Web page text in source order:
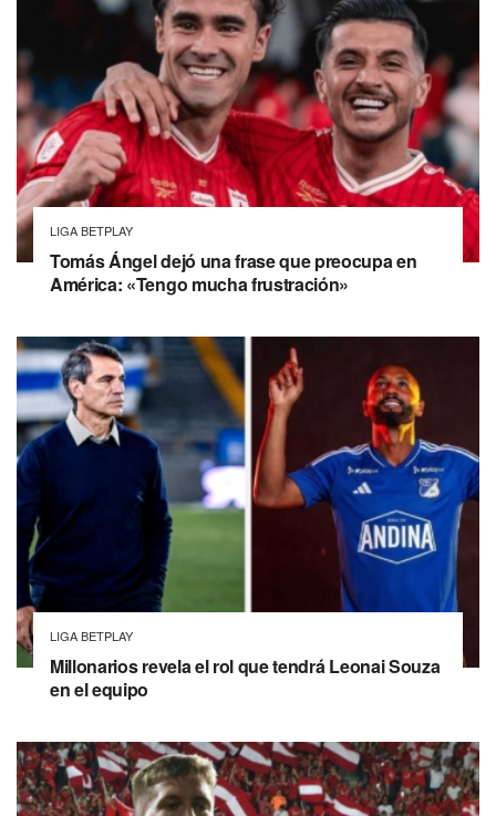
LIGA BETPLAY
Tomás Ángel dejó una frase que preocupa en
América: «Tengo mucha frustración»
LIGA BETPLAY
Millonarios revela el rol que tendrá Leonai Souza
en el equipo